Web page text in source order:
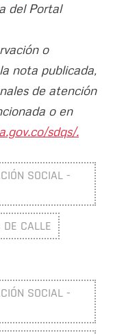
del Portal
o
nota publicada,
de atención
o en
sdqs/.
SOCIAL -
DE CALLE
SOCIAL -